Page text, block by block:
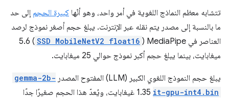
تتشابه معظم النماذج اللغوية في أمر واحد، وهو أنّها كبيرة الحجم إلى حد
ما بالنسبة إلى مصدر يتم نقله عبر الإنترنت. يبلغ حجم أصغر نموذج لرصد
العناصر في MediaPipe (
SSD MobileNetV2 float16
) ‏5.6
ميغابايت، بينما يبلغ حجم أكبر نموذج حوالي 25 ميغابايت.
يبلغ حجم النموذج اللغوي الكبير (LLM) المفتوح المصدر
gemma-2b-
it-gpu-int4.bin
1.35 غيغابايت، ويُعدّ هذا الحجم صغيرًا جدًا